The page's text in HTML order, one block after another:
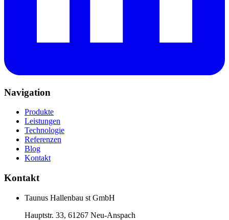
Navigation
Produkte
Leistungen
Technologie
Referenzen
Blog
Kontakt
Kontakt
Taunus Hallenbau st GmbH
Hauptstr. 33, 61267 Neu-Anspach